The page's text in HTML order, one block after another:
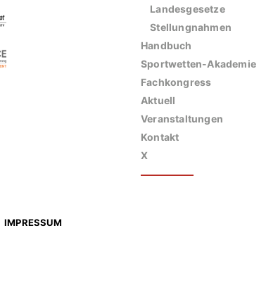
Landesgesetze
Stellungnahmen
Handbuch
Sportwetten-Akademie
Fachkongress
Aktuell
Veranstaltungen
Kontakt
X
IMPRESSUM